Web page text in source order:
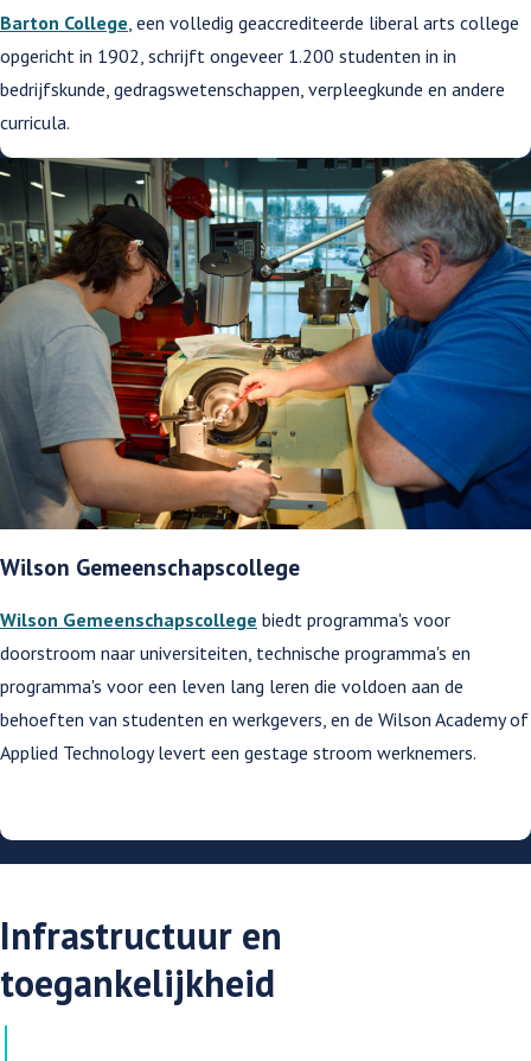
Barton College , een volledig geaccrediteerde liberal arts college
opgericht in 1902, schrijft ongeveer 1.200 studenten in in
bedrijfskunde, gedragswetenschappen, verpleegkunde en andere
curricula.
Wilson Gemeenschapscollege
Wilson Gemeenschapscollege biedt programma's voor
doorstroom naar universiteiten, technische programma's en
programma's voor een leven lang leren die voldoen aan de
behoeften van studenten en werkgevers, en de Wilson Academy of
Applied Technology levert een gestage stroom werknemers.
Infrastructuur en
toegankelijkheid